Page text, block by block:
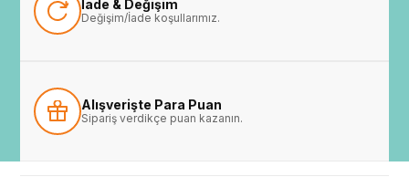
İade & Değişim
Değişim/İade koşullarımız.
Alışverişte Para Puan
Sipariş verdikçe puan kazanın.